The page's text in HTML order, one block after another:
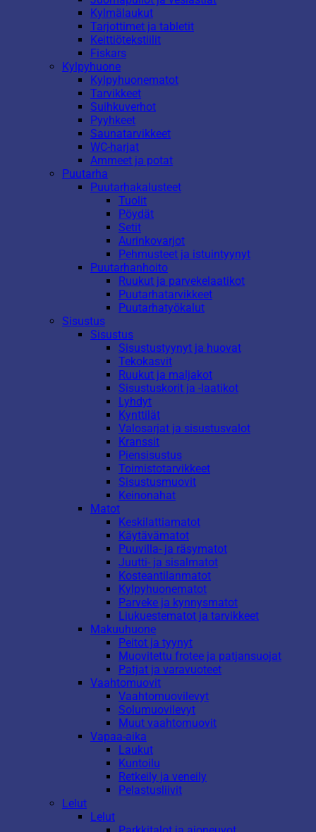
Kylmälaukut
Tarjottimet ja tabletit
Keittiötekstiilit
Fiskars
Kylpyhuone
Kylpyhuonematot
Tarvikkeet
Suihkuverhot
Pyyhkeet
Saunatarvikkeet
WC-harjat
Ammeet ja potat
Puutarha
Puutarhakalusteet
Tuolit
Pöydät
Setit
Aurinkovarjot
Pehmusteet ja istuintyynyt
Puutarhanhoito
Ruukut ja parvekelaatikot
Puutarhatarvikkeet
Puutarhatyökalut
Sisustus
Sisustus
Sisustustyynyt ja huovat
Tekokasvit
Ruukut ja maljakot
Sisustuskorit ja -laatikot
Lyhdyt
Kynttilät
Valosarjat ja sisustusvalot
Kranssit
Piensisustus
Toimistotarvikkeet
Sisustusmuovit
Keinonahat
Matot
Keskilattiamatot
Käytävämatot
Puuvilla- ja räsymatot
Juutti- ja sisalmatot
Kosteantilanmatot
Kylpyhuonematot
Parveke ja kynnysmatot
Liukuestematot ja tarvikkeet
Makuuhuone
Peitot ja tyynyt
Muovitettu frotee ja patjansuojat
Patjat ja varavuoteet
Vaahtomuovit
Vaahtomuovilevyt
Solumuovilevyt
Muut vaahtomuovit
Vapaa-aika
Laukut
Kuntoilu
Retkeily ja veneily
Pelastusliivit
Lelut
Lelut